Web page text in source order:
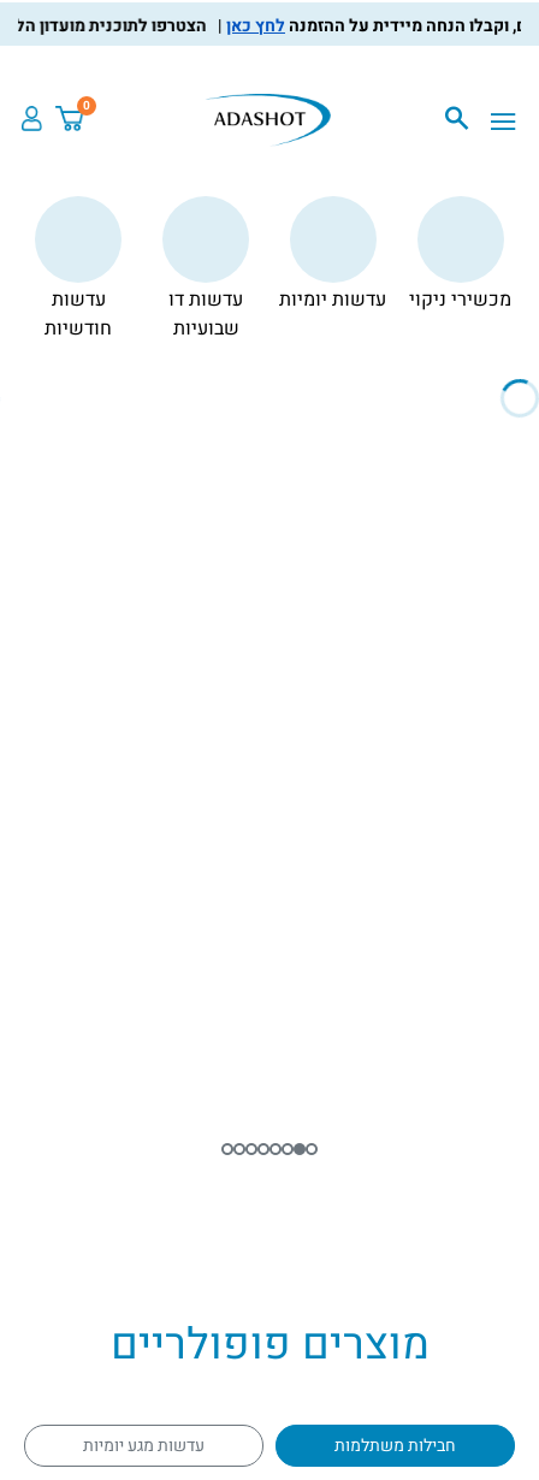
לחץ כאן הצטרפו לתוכנית מועדון הלקוחות,
0
מכשירי ניקוי עדשות יומיות
עדשות דו
שבועיות
עדשות
חודשיות
מוצרים פופולריים
חבילות משתלמות עדשות מגע יומיות